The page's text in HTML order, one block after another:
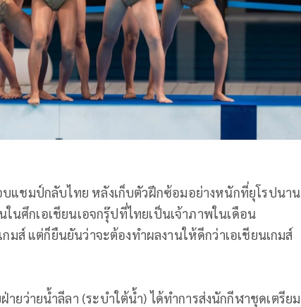
บแชมป์กลับไทย หลังเก็บตัวฝึกซ้อมอย่างหนักที่ยุโรปนาน
นศึกเอเชียนเอจกรุ๊ปที่ไทยเป็นเจ้าภาพในเดือน
กมส์ แต่ก็ยืนยันว่าจะต้องทำผลงานให้ดีกว่าเอเชียนเกมส์
ยว่ายน้ำลีลา (ระบำใต้น้ำ) ได้ทำการส่งนักกีฬาชุดเตรียม